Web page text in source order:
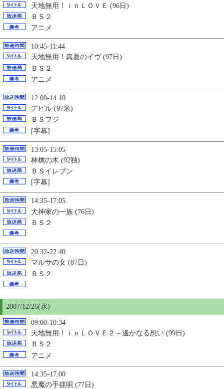
天地無用！ｉｎＬＯＶＥ (96日)
ＢＳ２
アニメ
10:45-11:44
天地無用！真夏のイヴ (97日)
ＢＳ２
アニメ
12:00-14:10
デビル (97米)
ＢＳフジ
[字幕]
13:05-15:05
林檎の木 (92独)
ＢＳイレブン
[字幕]
14:35-17:05
犬神家の一族 (76日)
ＢＳ２
20:32-22:40
マルサの女 (87日)
ＢＳ２
2007/12/26(水)
09:00-10:34
天地無用！ｉｎＬＯＶＥ２～遙かなる想い (99日)
ＢＳ２
アニメ
14:35-17:00
悪魔の手毬唄 (77日)